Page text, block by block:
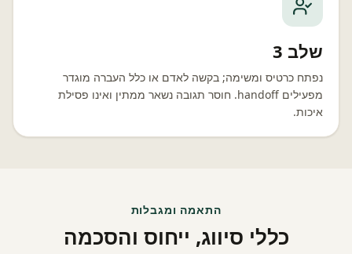
שלב 3
נפתח כרטיס ומשימה; בקשה לאדם או כלל העברה מוגדר
מפעילים handoff. חוסר תגובה נשאר ממתין ואינו פסילת
איכות.
התאמה ומגבלות
כללי סיווג, ייחוס והסכמה